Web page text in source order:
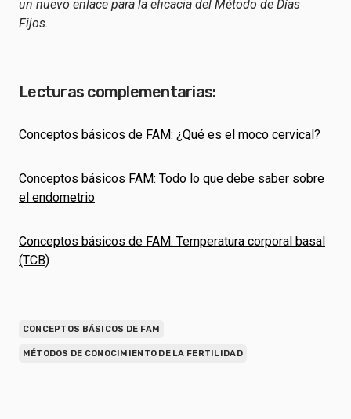
un nuevo enlace para la eficacia del Método de Días
Fijos.
Lecturas complementarias:
Conceptos básicos de FAM: ¿Qué es el moco cervical?
Conceptos básicos FAM: Todo lo que debe saber sobre
el endometrio
Conceptos básicos de FAM: Temperatura corporal basal
(TCB)
CONCEPTOS BÁSICOS DE FAM
MÉTODOS DE CONOCIMIENTO DE LA FERTILIDAD